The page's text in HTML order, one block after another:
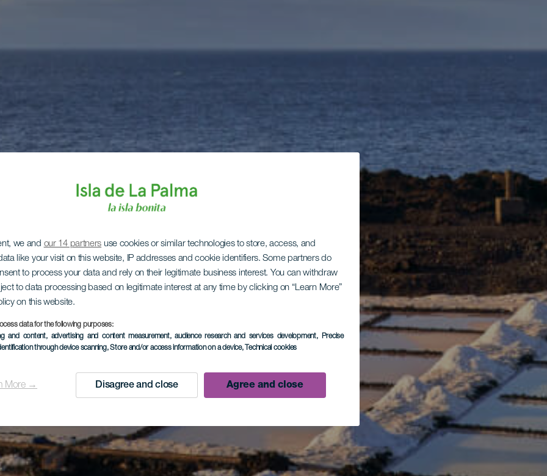
we and our 14 partners use cookies or similar technologies to store, access, and
like your visit on this website, IP addresses and cookie identifiers. Some partners do
to process your data and rely on their legitimate business interest. You can withdraw
to data processing based on legitimate interest at any time by clicking on “Learn More”
on this website.
data for the following purposes:
and content, advertising and content measurement, audience research and services development, Precise
through device scanning, Store and/or access information on a device, Technical cookies
More → Disagree and close Agree and close